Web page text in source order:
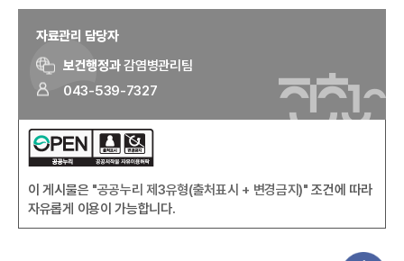
자료관리 담당자
보건행정과 감염병관리팀
043-539-7327
이 게시물은 "공공누리 제3유형(출처표시 + 변경금지)" 조건에 따라
자유롭게 이용이 가능합니다.